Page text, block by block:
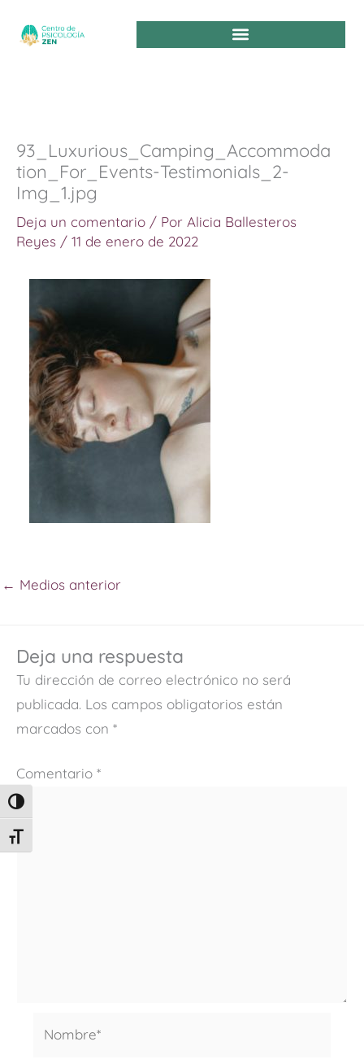
ALTERNAR ALTO CONTRASTE
ALTERNAR TAMAÑO DE LETRA
93_Luxurious_Camping_Accommoda
tion_For_Events-Testimonials_2-
Img_1.jpg
Deja un comentario / Por Alicia Ballesteros
Reyes / 11 de enero de 2022
← Medios anterior
Deja una respuesta
Tu dirección de correo electrónico no será
publicada. Los campos obligatorios están
marcados con *
Comentario *